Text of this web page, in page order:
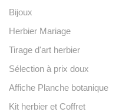
Bijoux
Herbier Mariage
Tirage d'art herbier
Sélection à prix doux
Affiche Planche botanique
Kit herbier et Coffret